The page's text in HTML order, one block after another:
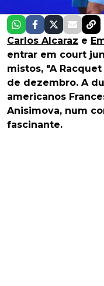
Carlos Alcaraz e
entrar em court
mistos, "A
de dezembro. A
americanos
Anisimova, num
fascinante.